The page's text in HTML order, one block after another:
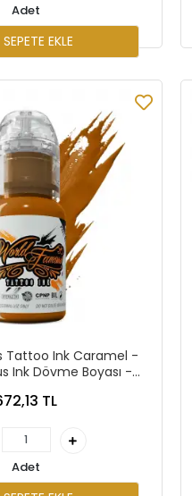
Adet
SEPETE EKLE
Tattoo Ink Caramel -
Ink Dövme Boyası -
TL
Adet